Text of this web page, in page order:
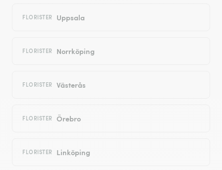
FLORISTER Uppsala
FLORISTER Norrköping
FLORISTER Västerås
FLORISTER Örebro
FLORISTER Linköping